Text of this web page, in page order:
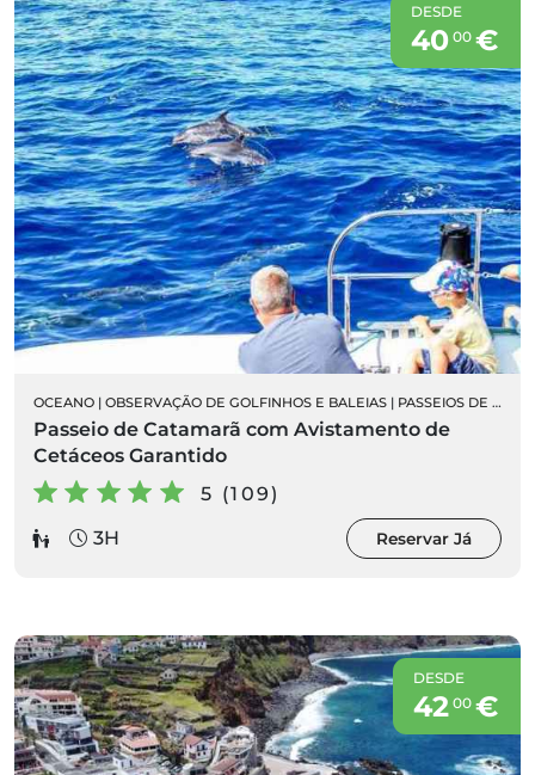
DESDE
40 00€
OCEANO | OBSERVAÇÃO DE GOLFINHOS E BALEIAS | PASSEIOS DE BARCO
Passeio de Catamarã com Avistamento de
Cetáceos Garantido
5 (109)
3H
Reservar Já
DESDE
42 00€